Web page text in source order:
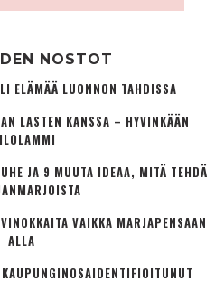
NOSTOT
ELÄMÄÄ LUONNON TAHDISSA
LASTEN KANSSA – HYVINKÄÄN
JA 9 MUUTA IDEAA, MITÄ TEHDÄ
VAIKKA MARJAPENSAAN
ALLA